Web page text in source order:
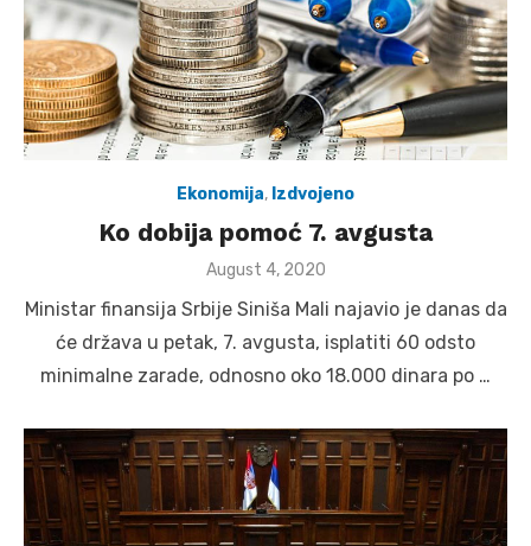
Ekonomija, Izdvojeno
Ko dobija pomoć 7. avgusta
Posted
August 4, 2020
Ministar finansija Srbije Siniša Mali najavio je danas da
će država u petak, 7. avgusta, isplatiti 60 odsto
minimalne zarade, odnosno oko 18.000 dinara po …